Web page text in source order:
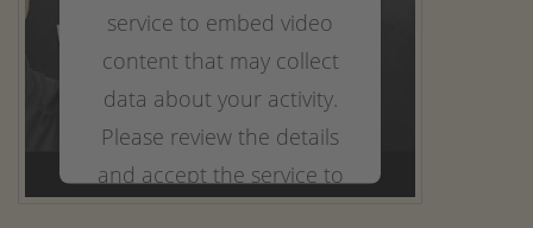
service to embed video
content that may collect
data about your activity.
Please review the details
and accept the service to